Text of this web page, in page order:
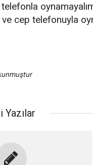
ve cep telefonuyla
Yazılar